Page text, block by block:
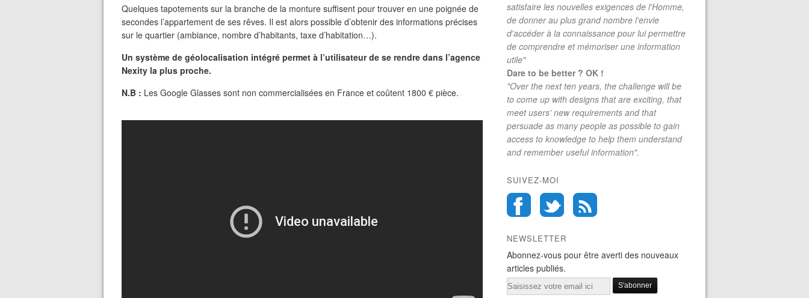
Quelques tapotements sur la branche de la monture suffisent pour trouver en une poignée de
secondes l’appartement de ses rêves. Il est alors possible d’obtenir des informations précises
sur le quartier (ambiance, nombre d’habitants, taxe d’habitation…).
Un système de géolocalisation intégré permet à l’utilisateur de se rendre dans l’agence
Nexity la plus proche.
N.B : Les Google Glasses sont non commercialisées en France et coûtent 1800 € pièce.
satisfaire les nouvelles exigences de l'Homme,
de donner au plus grand nombre l'envie
d'accéder à la connaissance pour lui permettre
de comprendre et mémoriser une information
utile"
Dare to be better ? OK !
"Over the next ten years, the challenge will be
to come up with designs that are exciting, that
meet users' new requirements and that
persuade as many people as possible to gain
access to knowledge to help them understand
and remember useful information".
SUIVEZ-MOI
NEWSLETTER
Abonnez-vous pour être averti des nouveaux
articles publiés.
Email